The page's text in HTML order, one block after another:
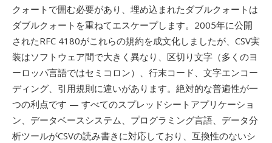
クォートで囲む必要があり、埋め込まれたダブルクォートは
ダブルクォートを重ねてエスケープします。2005年に公開
されたRFC 4180がこれらの規約を成文化しましたが、CSV実
装はソフトウェア間で大きく異なり、区切り文字（多くのヨ
ーロッパ言語ではセミコロン）、行末コード、文字エンコー
ディング、引用規則に違いがあります。絶対的な普遍性が一
つの利点です — すべてのスプレッドシートアプリケーショ
ン、データベースシステム、プログラミング言語、データ分
析ツールがCSVの読み書きに対応しており、互換性のないシ